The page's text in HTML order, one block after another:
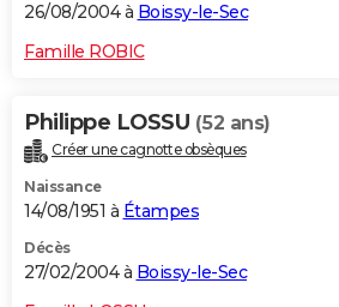
26/08/2004 à Boissy-le-Sec
Famille ROBIC
Philippe LOSSU (52 ans)
Créer une cagnotte obsèques
Naissance
14/08/1951 à Étampes
Décès
27/02/2004 à Boissy-le-Sec